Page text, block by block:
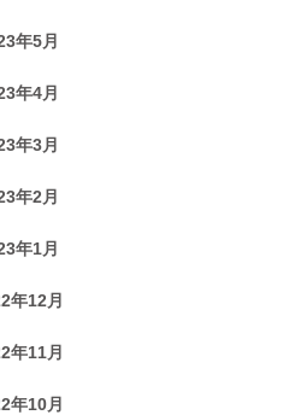
年5月
年4月
年3月
年2月
年1月
年12月
年11月
年10月